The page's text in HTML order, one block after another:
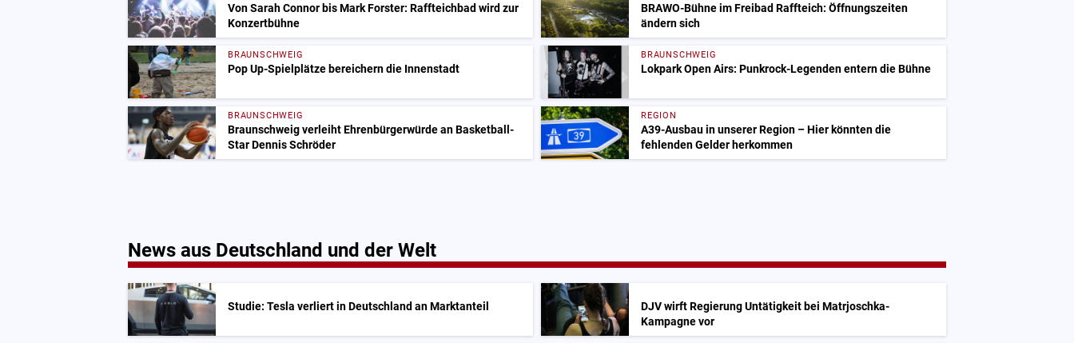
Von Sarah Connor bis Mark Forster: Raffteichbad wird zur
Konzertbühne
BRAWO-Bühne im Freibad Raffteich: Öffnungszeiten
ändern sich
BRAUNSCHWEIG
Pop Up-Spielplätze bereichern die Innenstadt
BRAUNSCHWEIG
Lokpark Open Airs: Punkrock-Legenden entern die Bühne
BRAUNSCHWEIG
Braunschweig verleiht Ehrenbürgerwürde an Basketball-
Star Dennis Schröder
REGION
A39-Ausbau in unserer Region – Hier könnten die
fehlenden Gelder herkommen
News aus Deutschland und der Welt
Studie: Tesla verliert in Deutschland an Marktanteil
DJV wirft Regierung Untätigkeit bei Matrjoschka-
Kampagne vor